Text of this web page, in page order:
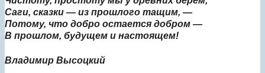
Саги, сказки — из прошлого тащим, —
Потому, что добро остается добром —
В прошлом, будущем и настоящем!
Владимир Высоцкий